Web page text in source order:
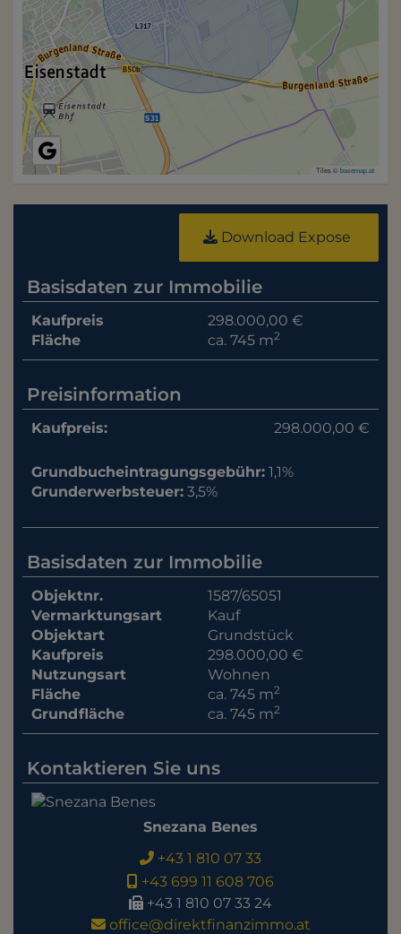
Tiles ©basemap.at
Download Expose
Basisdaten zur Immobilie
Kaufpreis
298.000,00 €
Fläche
ca. 745 m2
Preisinformation
Kaufpreis: 298.000,00 €
Grundbucheintragungsgebühr: 1,1%
Grunderwerbsteuer: 3,5%
Basisdaten zur Immobilie
Objektnr.
1587/65051
Vermarktungsart
Kauf
Objektart
Grundstück
Kaufpreis
298.000,00 €
Nutzungsart
Wohnen
Fläche
ca. 745 m2
Grundfläche ca. 745 m2
Kontaktieren Sie uns
Snezana Benes
+43 1 810 07 33
+43 699 11 608 706
+43 1 810 07 33 24
office@direktfinanzimmo.at